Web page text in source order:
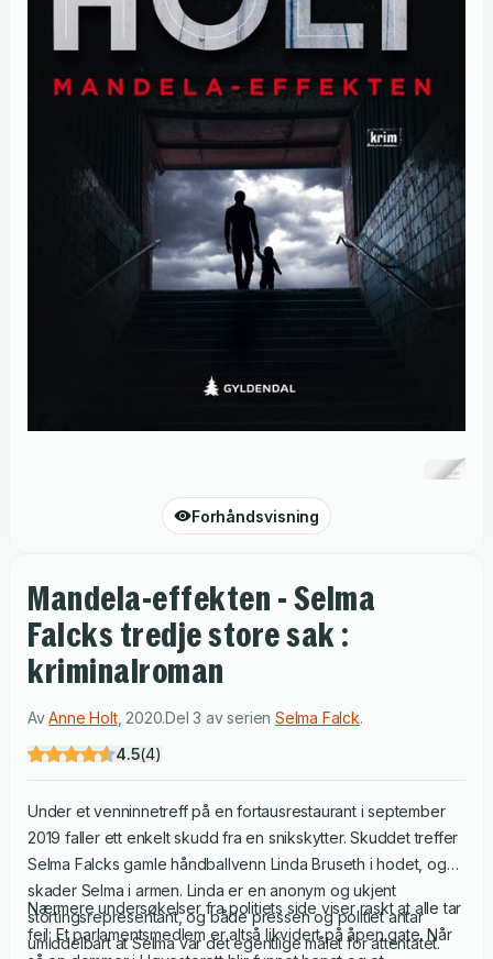
Forhåndsvisning
Mandela-effekten - Selma
Falcks tredje store sak :
kriminalroman
AvAnne Holt, 2020.Del 3 av serienSelma Falck.
4.5(4)
Under et venninnetreff på en fortausrestaurant i september
2019 faller ett enkelt skudd fra en snikskytter. Skuddet treffer
Selma Falcks gamle håndballvenn Linda Bruseth i hodet, og
skader Selma i armen. Linda er en anonym og ukjent
stortingsrepresentant, og både pressen og politiet antar
umiddelbart at Selma var det egentlige målet for attentatet.
Nærmere undersøkelser fra politiets side viser raskt at alle tar
feil: Et parlamentsmedlem er altså likvidert på åpen gate. Når